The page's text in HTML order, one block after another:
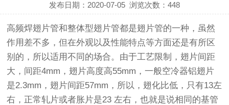
发布日期：2020-07-05 浏览次数：448
高频焊翅片管和整体型翅片管都是翅片管的一种，虽然
作用差不多，但在外观以及性能特点等方面还是有所区
别的，所以适用不同的场合。由于工艺限制，翅片间距
大，间距4mm，翅片高度高55mm，一般空冷器铝翅片
是2.3mm，翅片间距57mm，所以，翅化比低，只有13左
右，正常轧片或者胀片是23 左右，也就是说相同的基管